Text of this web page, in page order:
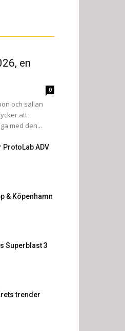
en
0
och sällan
att
med den...
ProtoLab ADV
& Köpenhamn
Superblast 3
trender